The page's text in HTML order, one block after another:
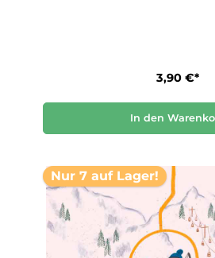
3,90 €*
In den
Nur 7 auf Lager!